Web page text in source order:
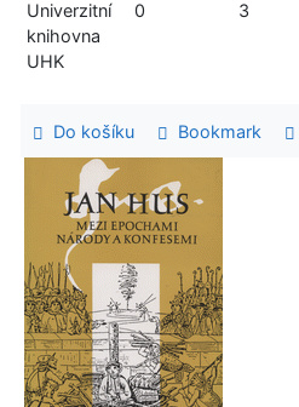
Univerzitní
knihovna
UHK
0 3
Do košíku Bookmark